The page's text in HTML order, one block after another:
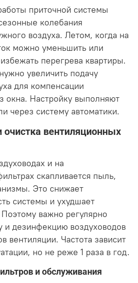
приточной системы
колебания
воздуха. Летом, когда на
можно уменьшить или
перегрева квартиры.
увеличить подачу
для компенсации
окна. Настройку выполняют
через систему автоматики.
вентиляционных
и на
скапливается пыль,
Это снижает
системы и ухудшает
Поэтому важно регулярно
и дезинфекцию воздуховодов
вентиляции. Частота зависит
но не реже 1 раза в год.
и обслуживания